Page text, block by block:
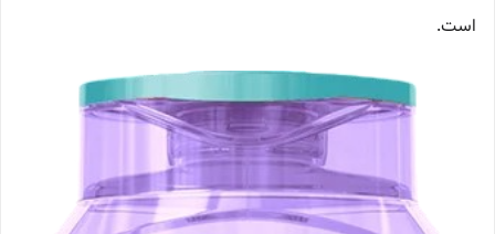
است.